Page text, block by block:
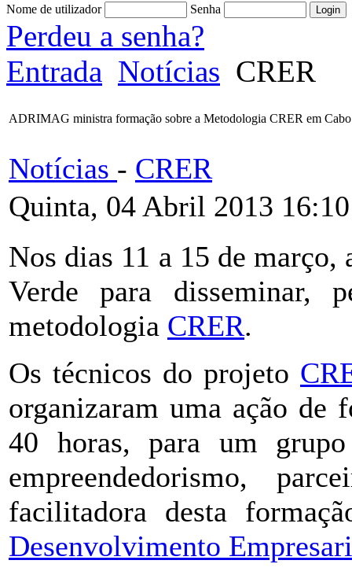
Nome de utilizador Senha
Perdeu a senha?
Entrada Notícias CRER
ADRIMAG ministra formação sobre a Metodologia CRER em
Notícias - CRER
Quinta, 04 Abril 2013 16:10
Nos dias 11 a 15 de
Verde para disseminar,
metodologia CRER.
Os técnicos do projeto
organizaram uma ação de
40 horas, para um
empreendedorismo,
facilitadora desta
Desenvolvimento